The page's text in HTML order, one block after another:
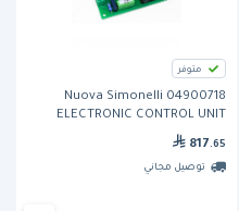
متوفر
Nuova Simonelli 04900718
ELECTRONIC CONTROL UNIT
AURELIA
817 .65
توصيل مجاني